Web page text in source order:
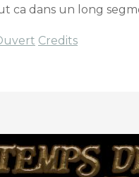
ca dans un long
Credits